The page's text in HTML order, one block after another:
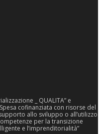
_ QUALITA” e
cofinanziata con risorse del
supporto allo sviluppo o all’utilizzo
per la transizione
e l’imprenditorialità”